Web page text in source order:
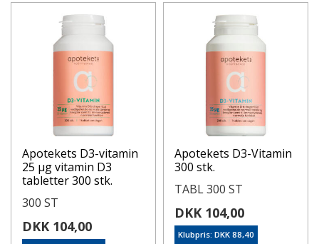
Apotekets D3-vitamin
25 µg vitamin D3
tabletter 300 stk.
300 ST
DKK 104,00
Apotekets D3-Vitamin
300 stk.
TABL 300 ST
DKK 104,00
Klubpris: DKK 88,40